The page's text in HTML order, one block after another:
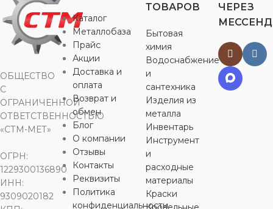
УПАКОВКА
обертка
ЦВЕТ
в ассортименте
МАТЕРИАЛ
поролон
целлюлоза
для бытовых
отходов
УПАКОВКА
ОБЪЕМ 35 л
ЦВЕТ
МАТЕРИАЛ
отходов
рулон
ОБЪЕМ
ЦВЕТ
БРЕНД
Мультидом
ОБЩЕСТВО
С
ОГРАНИЧЕННОЙ
ОТВЕТСТВЕННОСТЬЮ
«СТМ-МЕТ»
ОГРН:
1229300136890
ИНН:
9309020182
Каталог
Металлобаза
Прайс
Акции
Доставка и
оплата
Возврат и
обмен
Блог
О компании
Отзывы
Контакты
Реквизиты
Политика
конфиденциальности
ТОВАРОВ
Бытовая
химия
Водоснабжение
и
сантехника
Изделия из
металла
Инвентарь
Инструмент
и
расходные
материалы
Краски
ЧЕРЕЗ